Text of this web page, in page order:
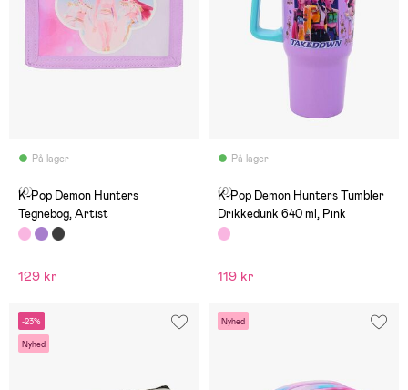
På lager
(0)
K-Pop Demon Hunters
Tegnebog, Artist
129 kr
På lager
(0)
K-Pop Demon Hunters Tumbler
Drikkedunk 640 ml, Pink
119 kr
-23%
Nyhed
Nyhed